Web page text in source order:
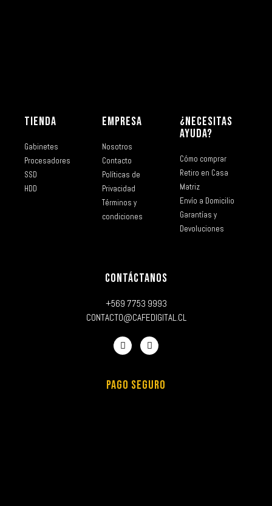
TIENDA
Gabinetes
Procesadores
SSD
HDD
EMPRESA
Nosotros
Contacto
Políticas de
Privacidad
Términos y
condiciones
¿NECESITAS
AYUDA?
Cómo comprar
Retiro en Casa
Matriz
Envío a Domicilio
Garantías y
Devoluciones
CONTÁCTANOS
+569 7753 9993
CONTACTO@CAFEDIGITAL.CL
PAGO SEGURO